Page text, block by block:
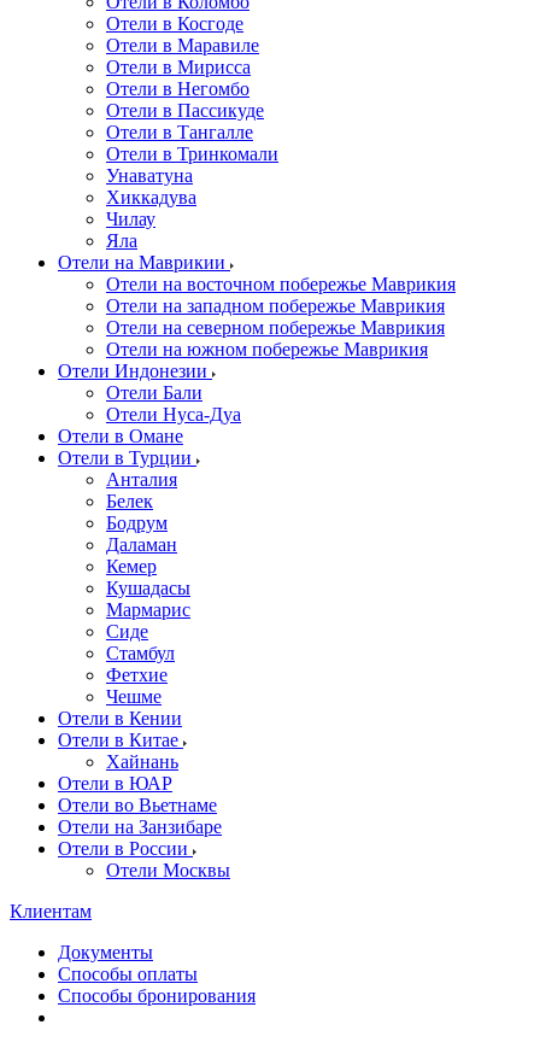
Отели в Косгоде
Отели в Маравиле
Отели в Мирисса
Отели в Негомбо
Отели в Пассикуде
Отели в Тангалле
Отели в Тринкомали
Унаватуна
Хиккадува
Чилау
Яла
Отели на Маврикии
Отели на восточном побережье Маврикия
Отели на западном побережье Маврикия
Отели на северном побережье Маврикия
Отели на южном побережье Маврикия
Отели Индонезии
Отели Бали
Отели Нуса-Дуа
Отели в Омане
Отели в Турции
Анталия
Белек
Бодрум
Даламан
Кемер
Кушадасы
Мармарис
Сиде
Стамбул
Фетхие
Чешме
Отели в Кении
Отели в Китае
Хайнань
Отели в ЮАР
Отели во Вьетнаме
Отели на Занзибаре
Отели в России
Отели Москвы
Клиентам
Документы
Способы оплаты
Способы бронирования